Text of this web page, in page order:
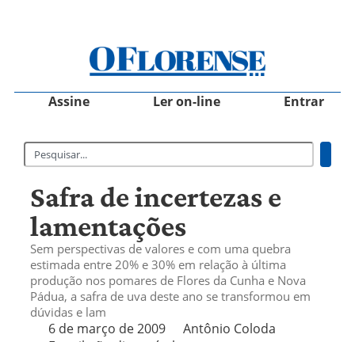
Assine Ler on-line Entrar
Safra de incertezas e
lamentações
Sem perspectivas de valores e com uma quebra
estimada entre 20% e 30% em relação à última
produção nos pomares de Flores da Cunha e Nova
Pádua, a safra de uva deste ano se transformou em
dúvidas e lam
6 de março de 2009
Antônio Coloda